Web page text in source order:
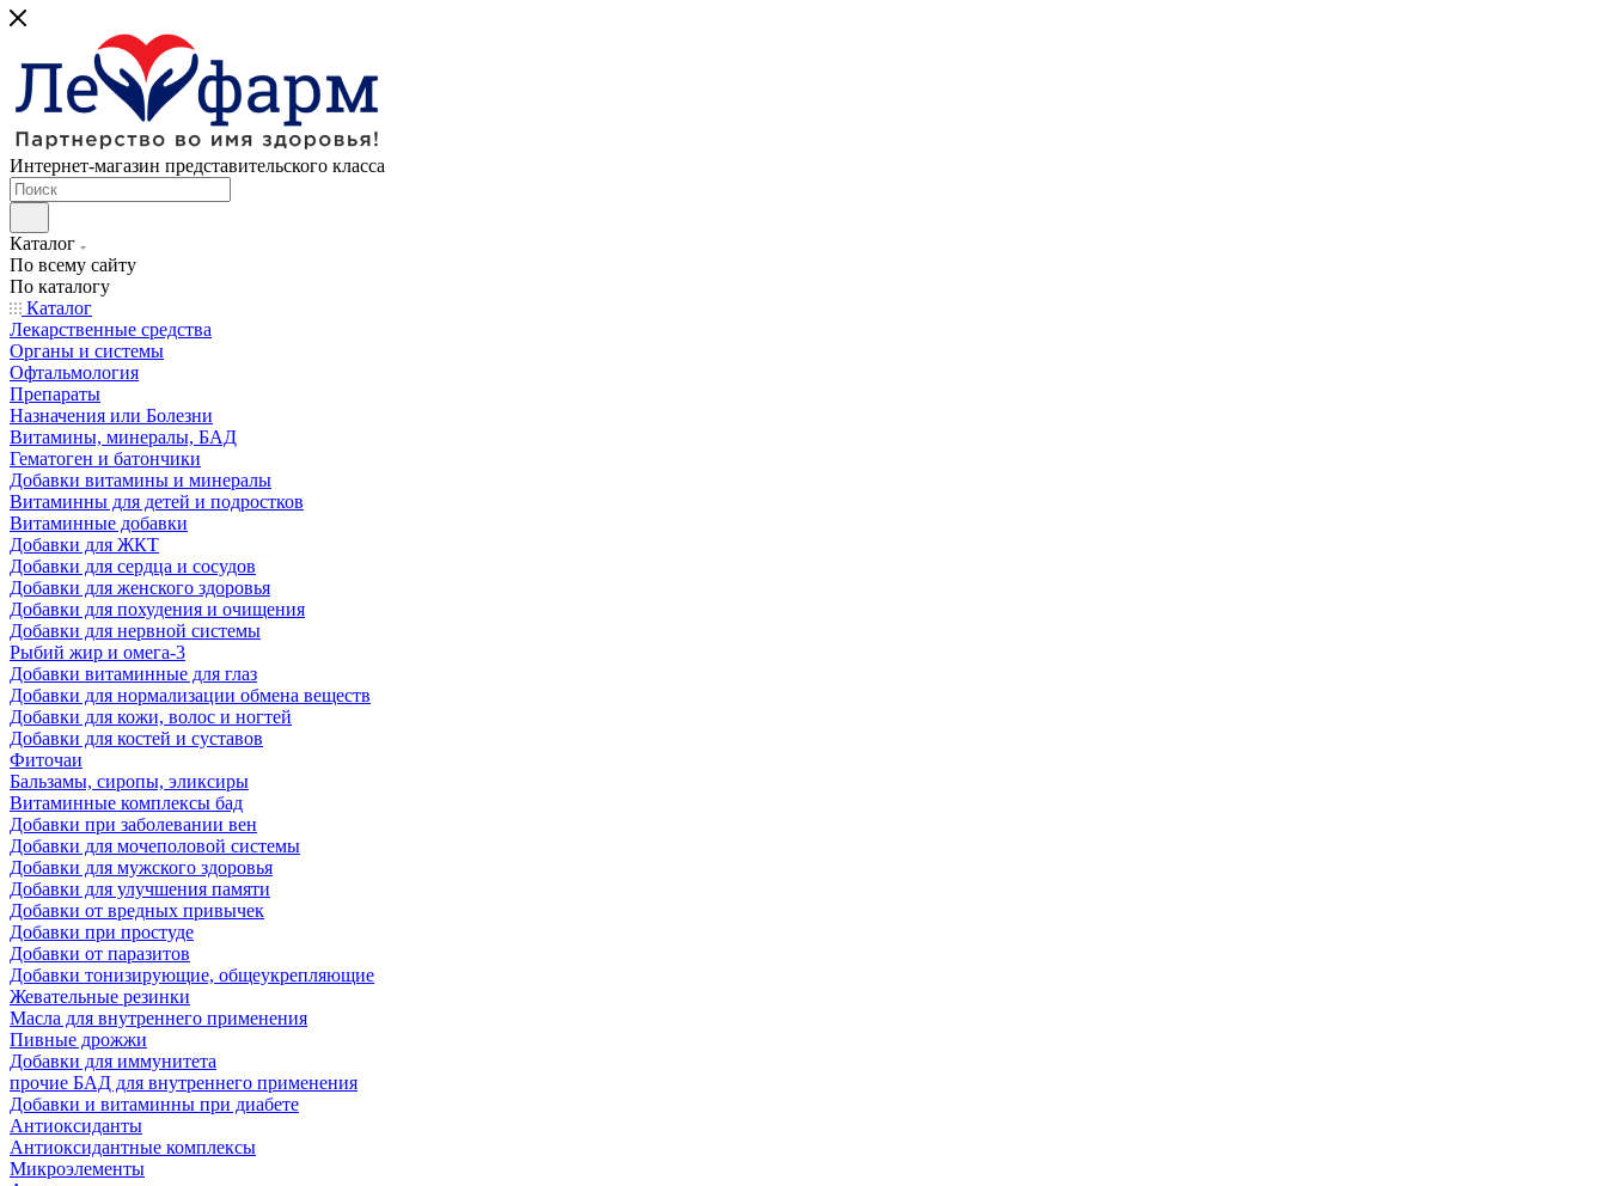
Интернет-магазин представительского класса
Каталог
По всему сайту
По каталогу
Каталог
Лекарственные средства
Органы и системы
Офтальмология
Препараты
Назначения или Болезни
Витамины, минералы, БАД
Гематоген и батончики
Добавки витамины и минералы
Витаминны для детей и подростков
Витаминные добавки
Добавки для ЖКТ
Добавки для сердца и сосудов
Добавки для женского здоровья
Добавки для похудения и очищения
Добавки для нервной системы
Рыбий жир и омега-3
Добавки витаминные для глаз
Добавки для нормализации обмена веществ
Добавки для кожи, волос и ногтей
Добавки для костей и суставов
Фиточаи
Бальзамы, сиропы, эликсиры
Витаминные комплексы бад
Добавки при заболевании вен
Добавки для мочеполовой системы
Добавки для мужского здоровья
Добавки для улучшения памяти
Добавки от вредных привычек
Добавки при простуде
Добавки от паразитов
Добавки тонизирующие, общеукрепляющие
Жевательные резинки
Масла для внутреннего применения
Пивные дрожжи
Добавки для иммунитета
прочие БАД для внутреннего применения
Добавки и витаминны при диабете
Антиоксиданты
Антиоксидантные комплексы
Микроэлементы